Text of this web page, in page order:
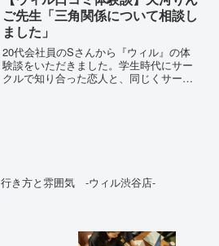
ご先生「三角関係について相談し
ました」
20代会社員のSさんから『ウィル』の体
験談をいただきました。学生時代にサー
クルで知り合った恋人と、同じくサーク
行き方と雰囲気 -ウィル渋谷店-